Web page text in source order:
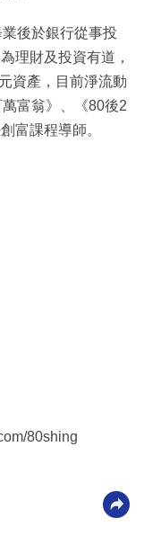
後於銀行從事投
理財及投資有道，
資產，目前淨流動
富翁》、《80後2
富課程導師。
80shing